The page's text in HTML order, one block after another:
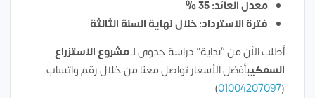
معدل العائد: 35 %
فترة الاسترداد: خلال نهاية السنة الثالثة
أطلب الأن من “بداية” دراسة جدوى لـمشروع الاستزراع
السمكيبأفضل الأسعار تواصل معنا من خلال رقم واتساب
(
01004207097
)